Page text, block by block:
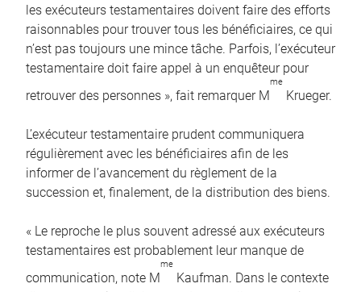
les exécuteurs testamentaires doivent faire des efforts
raisonnables pour trouver tous les bénéficiaires, ce qui
n’est pas toujours une mince tâche. Parfois, l’exécuteur
testamentaire doit faire appel à un enquêteur pour
retrouver des personnes », fait remarquer M
me
Krueger.
L’exécuteur testamentaire prudent communiquera
régulièrement avec les bénéficiaires afin de les
informer de l’avancement du règlement de la
succession et, finalement, de la distribution des biens.
« Le reproche le plus souvent adressé aux exécuteurs
testamentaires est probablement leur manque de
communication, note M
me
Kaufman. Dans le contexte